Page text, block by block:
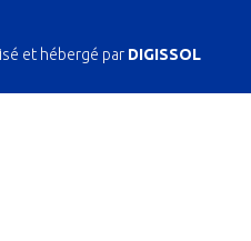
et hébergé par DIGISSOL